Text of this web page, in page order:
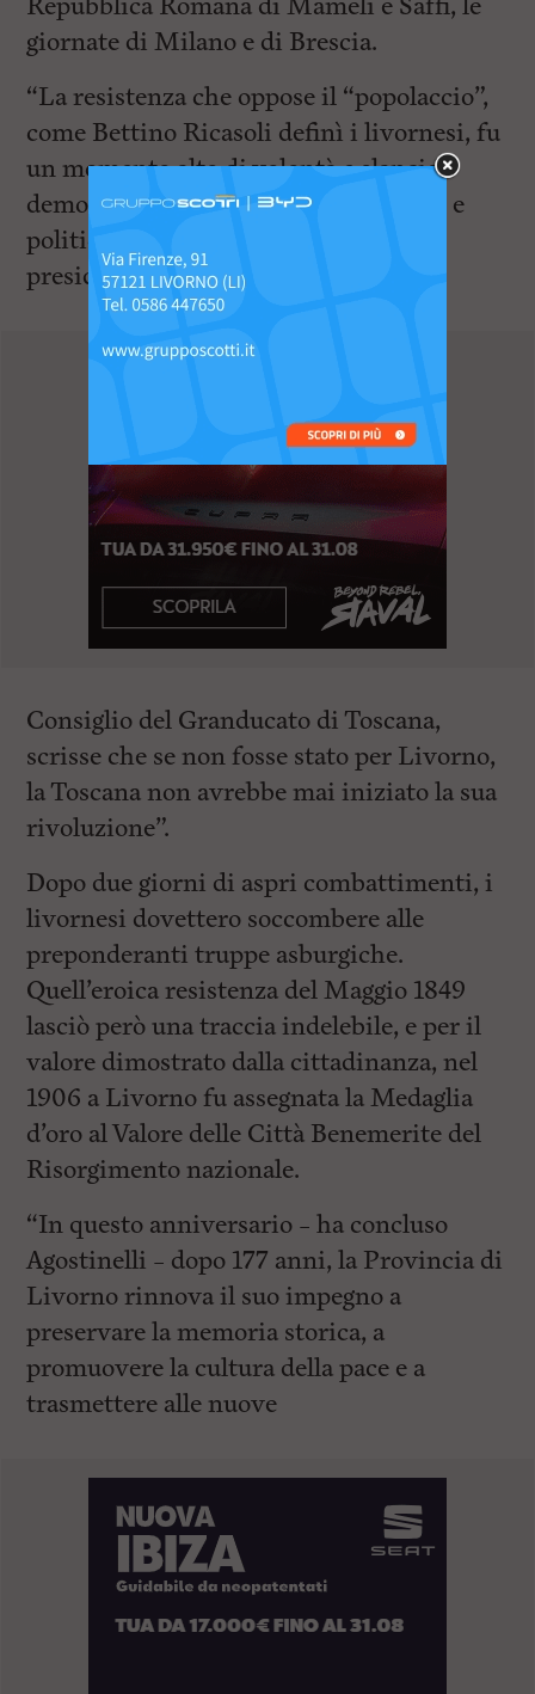
Repubblica Romana di Mameli e Saffi, le
giornate di Milano e di Brescia.
“La resistenza che oppose il “popolaccio”,
come Bettino Ricasoli definì i livornesi, fu
un momento alto di volontà e slancio
democratico, di impegno intellettuale e
politico. Lo stesso Gino Capponi
presidente nel 1848 dell’ allora
Consiglio del Granducato di Toscana,
scrisse che se non fosse stato per Livorno,
la Toscana non avrebbe mai iniziato la sua
rivoluzione”.
Dopo due giorni di aspri combattimenti, i
livornesi dovettero soccombere alle
preponderanti truppe asburgiche.
Quell’eroica resistenza del Maggio 1849
lasciò però una traccia indelebile, e per il
valore dimostrato dalla cittadinanza, nel
1906 a Livorno fu assegnata la Medaglia
d’oro al Valore delle Città Benemerite del
Risorgimento nazionale.
“In questo anniversario – ha concluso
Agostinelli – dopo 177 anni, la Provincia di
Livorno rinnova il suo impegno a
preservare la memoria storica, a
promuovere la cultura della pace e a
trasmettere alle nuove